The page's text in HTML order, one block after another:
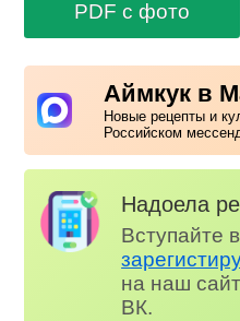
PDF с фото
Аймкук в
Новые рецепты и
Российском
Надоела
Вступайте
на наш
ВК.